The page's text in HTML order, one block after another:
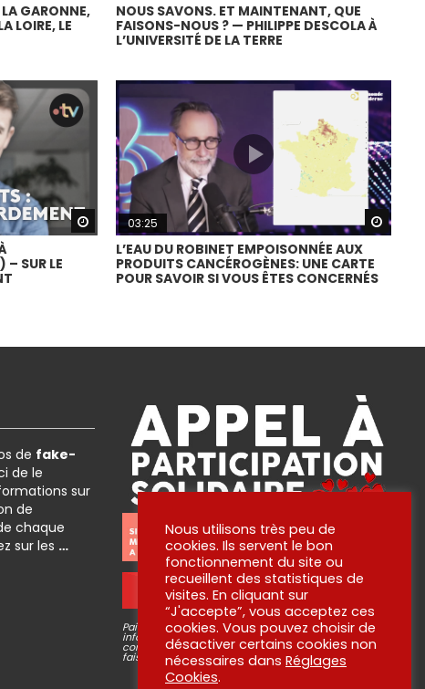
GARONNE,
LOIRE, LE
NOUS SAVONS. ET MAINTENANT, QUE
FAISONS-NOUS ? — PHILIPPE DESCOLA À
L’UNIVERSITÉ DE LA TERRE
Watch Later
– SUR LE
03:25
L’EAU DU ROBINET EMPOISONNÉE AUX
PRODUITS CANCÉROGÈNES: UNE CARTE
POUR SAVOIR SI VOUS ÊTES CONCERNÉS
de fake-
de le
sur
de
chaque
sur les …
OUI ! JE PARTICIPE !
Paiement via plateforme sécurisé STRIPE, aucune
information bancaire ne passe par nous ni n’est
conservée. Pour en savoir plus sur ce que nous
faisons de vos dons, liseznos engagements!
Nous utilisons très peu de
cookies. Ils servent le bon
fonctionnement du site ou
recueillent des statistiques de
visites. En cliquant sur
“J'accepte”, vous acceptez ces
cookies. Vous pouvez choisir de
désactiver certains cookies non
nécessaires dans Réglages
Cookies.